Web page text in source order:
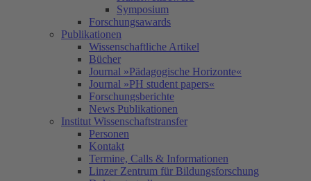
Symposium
Forschungsawards
Publikationen
Wissenschaftliche Artikel
Bücher
Journal »Pädagogische Horizonte«
Journal »PH student papers«
Forschungsberichte
News Publikationen
Institut Wissenschaftstransfer
Personen
Kontakt
Termine, Calls & Informationen
Linzer Zentrum für Bildungsforschung